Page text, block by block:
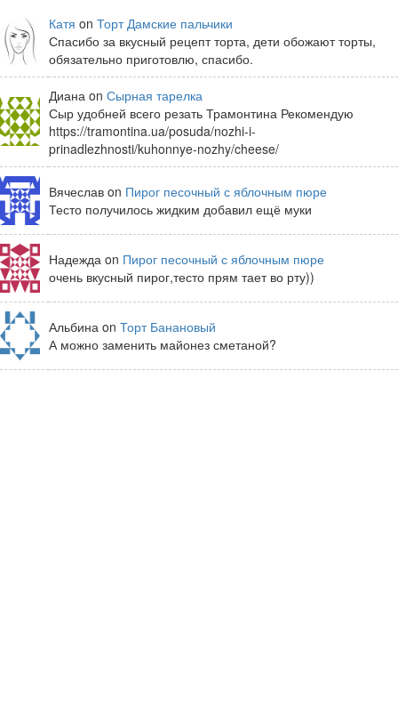
Катя on Торт Дамские пальчики
Спасибо за вкусный рецепт торта, дети обожают торты,
обязательно приготовлю, спасибо.
Диана on Сырная тарелка
Сыр удобней всего резать Трамонтина Рекомендую
https://tramontina.ua/posuda/nozhi-i-
prinadlezhnosti/kuhonnye-nozhy/cheese/
Вячеслав on Пирог песочный с яблочным пюре
Тесто получилось жидким добавил ещё муки
Надежда on Пирог песочный с яблочным пюре
очень вкусный пирог,тесто прям тает во рту))
Альбина on Торт Банановый
А можно заменить майонез сметаной?